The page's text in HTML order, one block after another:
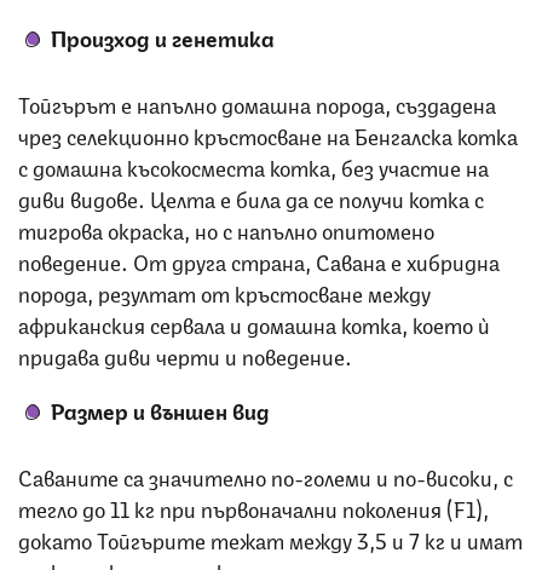
Произход и генетика
Тойгърът е напълно домашна порода, създадена
чрез селекционно кръстосване на Бенгалска котка
с домашна късокосместа котка, без участие на
диви видове. Целта е била да се получи котка с
тигрова окраска, но с напълно опитомено
поведение. От друга страна, Савана е хибридна
порода, резултат от кръстосване между
африканския сервала и домашна котка, което ѝ
придава диви черти и поведение.
Размер и външен вид
Саваните са значително по-големи и по-високи, с
тегло до 11 кг при първоначални поколения (F1),
докато Тойгърите тежат между 3,5 и 7 кг и имат